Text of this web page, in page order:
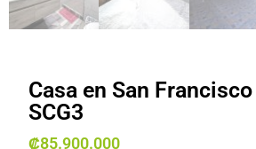
Casa en San
SCG3
₡85.900.000